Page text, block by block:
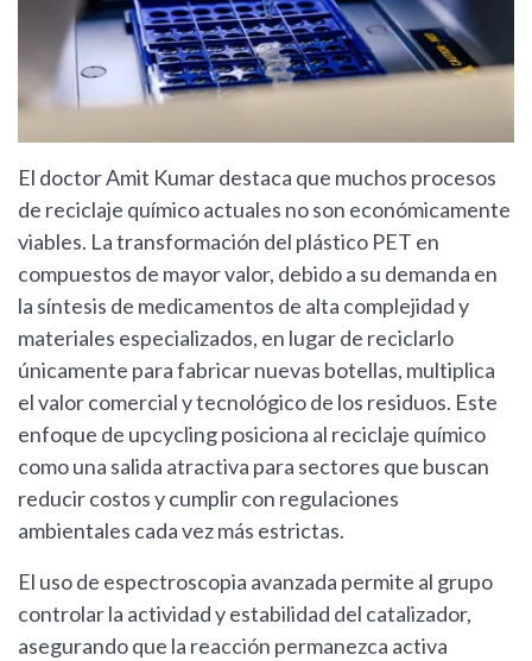
El doctor Amit Kumar destaca que muchos procesos
de reciclaje químico actuales no son económicamente
viables. La transformación del plástico PET en
compuestos de mayor valor, debido a su demanda en
la síntesis de medicamentos de alta complejidad y
materiales especializados, en lugar de reciclarlo
únicamente para fabricar nuevas botellas, multiplica
el valor comercial y tecnológico de los residuos. Este
enfoque de upcycling posiciona al reciclaje químico
como una salida atractiva para sectores que buscan
reducir costos y cumplir con regulaciones
ambientales cada vez más estrictas.
El uso de espectroscopia avanzada permite al grupo
controlar la actividad y estabilidad del catalizador,
asegurando que la reacción permanezca activa